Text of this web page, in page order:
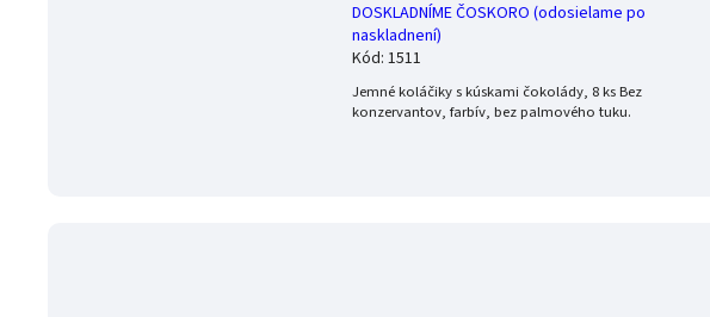
DOSKLADNÍME ČOSKORO (odosielame po
naskladnení)
Kód: 1511
Jemné koláčiky s kúskami čokolády, 8 ks Bez
konzervantov, farbív, bez palmového tuku.